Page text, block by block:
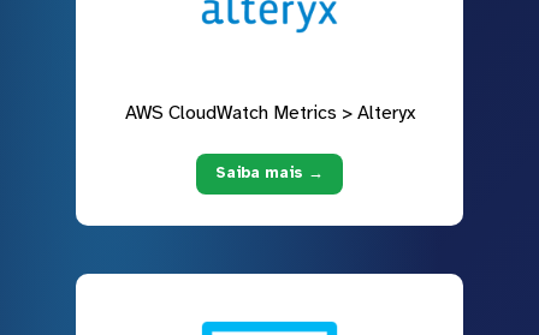
AWS CloudWatch Metrics > Alteryx
Saiba mais →